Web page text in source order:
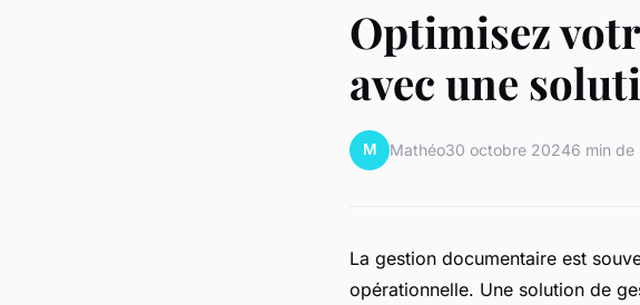
Optimisez
avec une
M Mathéo30 octobre 20246 min de
La gestion documentaire est
opérationnelle. Une solution de